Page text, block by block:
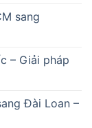
sang
– Giải pháp
Đài Loan –